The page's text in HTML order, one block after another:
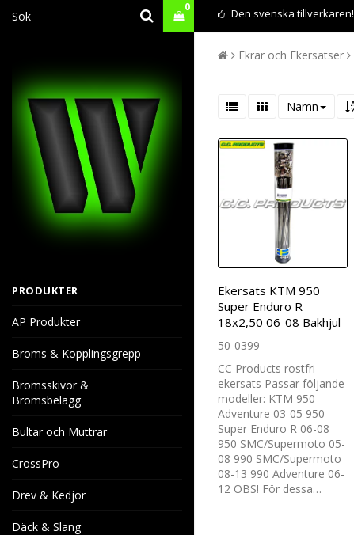
Den svenska tillverkaren!
0
PRODUKTER
AP Produkter
Broms & Kopplingsgrepp
Bromsskivor &
Bromsbelägg
Bultar och Muttrar
CrossPro
Drev & Kedjor
Däck & Slang
Ekrar och Ekersatser
Namn
Ekersats KTM 950
Super Enduro R
18x2,50 06-08 Bakhjul
50-0399
CC Products rostfri
ekersats Passar följande
modeller: KTM 950
Adventure 03-05 950
Super Enduro R 06-08
950 SMC/Supermoto 05-
08 990 SMC/Supermoto
08-13 990 Adventure 06-
12 OBS! För dessa…